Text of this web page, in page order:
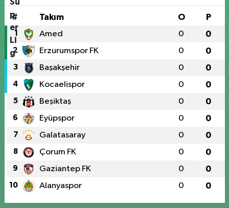
# Takım O P
1 Amed 0 0
2 Erzurumspor FK 0 0
3 Başakşehir 0 0
4 Kocaelispor 0 0
5 Beşiktaş 0 0
6 Eyüpspor 0 0
7 Galatasaray 0 0
8 Çorum FK 0 0
9 Gaziantep FK 0 0
10 Alanyaspor 0 0